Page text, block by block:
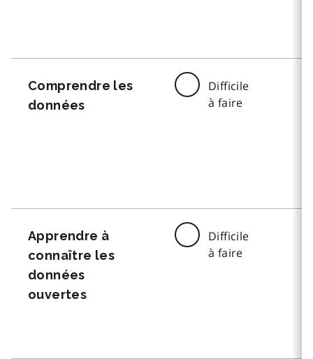
Comprendre les
données
Difficile
à faire
Apprendre à
connaître les
données
ouvertes
Difficile
à faire